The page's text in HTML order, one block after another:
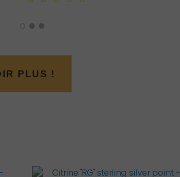
of
5
PLUS !